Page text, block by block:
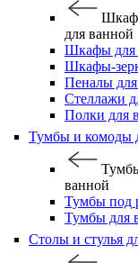
для ванной
Шкафы для
Шкафы-
Пеналы
Стеллажи
Полки для
Тумбы и комоды
ванной
Тумбы под
Тумбы для
Столы и стулья